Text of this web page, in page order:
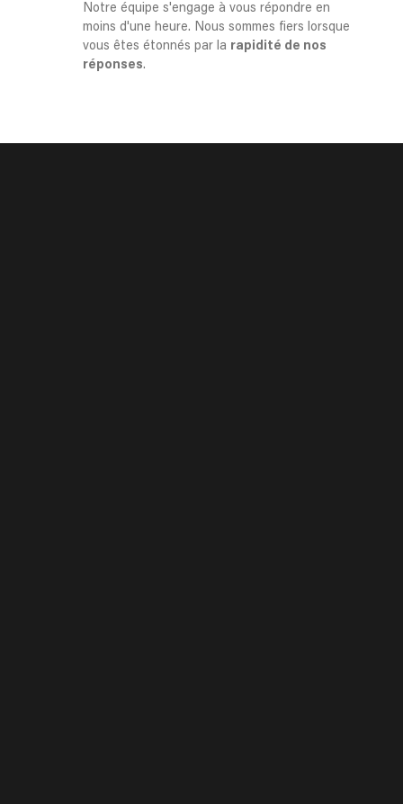
Notre équipe s'engage à vous répondre en
moins d'une heure. Nous sommes fiers lorsque
vous êtes étonnés par la rapidité de nos
réponses.